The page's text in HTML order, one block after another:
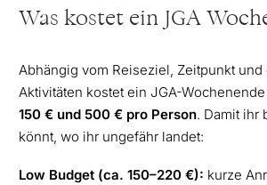
Was kostet ein JGA
Abhängig vom Reiseziel, Zeitpunkt
Aktivitäten kostet ein JGA-
150 € und 500 € pro Person. Damit ihr
könnt, wo ihr ungefähr landet:
Low Budget (ca. 150–220 €): kurze